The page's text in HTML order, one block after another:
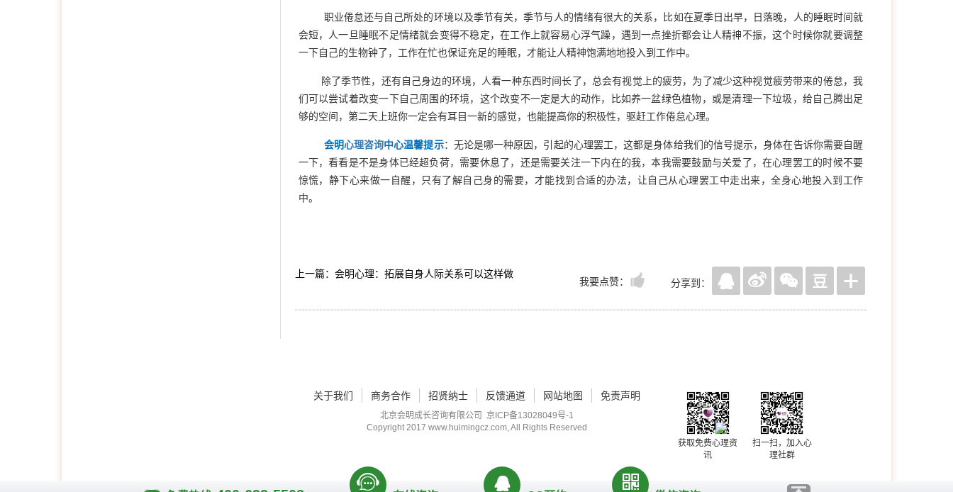
职业倦怠还与自己所处的环境以及季节有关，季节与人的情绪有很大的关系，比如在夏季日出早，日落晚，人的睡眠时间就
会短，人一旦睡眠不足情绪就会变得不稳定，在工作上就容易心浮气躁，遇到一点挫折都会让人精神不振，这个时候你就要调整
一下自己的生物钟了，工作在忙也保证充足的睡眠，才能让人精神饱满地地投入到工作中。
除了季节性，还有自己身边的环境，人看一种东西时间长了，总会有视觉上的疲劳，为了减少这种视觉疲劳带来的倦怠，我
们可以尝试着改变一下自己周围的环境，这个改变不一定是大的动作，比如养一盆绿色植物，或是清理一下垃圾，给自己腾出足
够的空间，第二天上班你一定会有耳目一新的感觉，也能提高你的积极性，驱赶工作倦怠心理。
会明心理咨询中心温馨提示：无论是哪一种原因，引起的心理罢工，这都是身体给我们的信号提示，身体在告诉你需要自醒
一下，看看是不是身体已经超负荷，需要休息了，还是需要关注一下内在的我，本我需要鼓励与关爱了，在心理罢工的时候不要
惊慌，静下心来做一自醒，只有了解自己身的需要，才能找到合适的办法，让自己从心理罢工中走出来，全身心地投入到工作
中。
上一篇：会明心理：拓展自身人际关系可以这样做
我要点赞： 分享到：
关于我们 商务合作 招贤纳士 反馈通道 网站地图 免责声明
获取免费心理资
讯
扫一扫，加入心
理社群
北京会明成长咨询有限公司 京ICP备13028049号-1
Copyright 2017 www.huimingcz.com, All Rights Reserved